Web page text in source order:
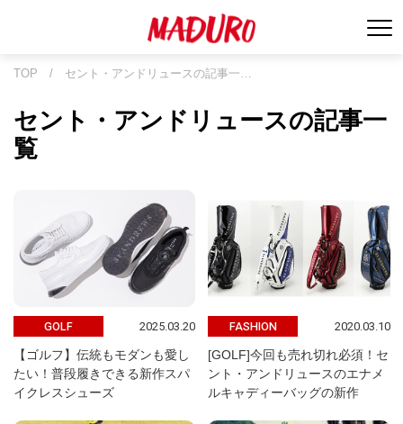
TOP / セント・アンドリュースの記事一…
セント・アンドリュースの記事一
覧
GOLF 2025.03.20
【ゴルフ】伝統もモダンも愛し
たい！普段履きできる新作スパ
イクレスシューズ
FASHION 2020.03.10
[GOLF]今回も売れ切れ必須！セ
ント・アンドリュースのエナメ
ルキャディーバッグの新作